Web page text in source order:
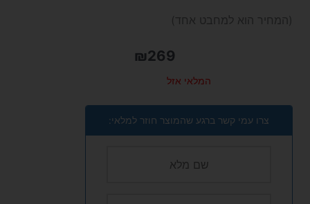
(המחיר הוא למחבט אחד)
₪269
המלאי אזל
צרו עמי קשר ברגע שהמוצר חוזר למלאי: